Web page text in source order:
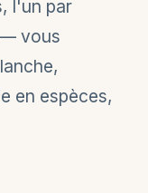
l'un par
vous
en espèces,